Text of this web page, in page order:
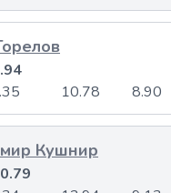
10.78 8.90
Кушнир